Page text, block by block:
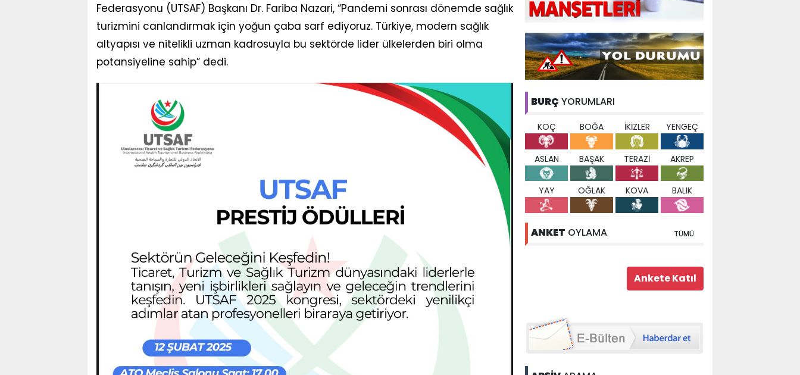
Federasyonu (UTSAF) Başkanı Dr. Fariba Nazari, “Pandemi sonrası dönemde sağlık
turizmini canlandırmak için yoğun çaba sarf ediyoruz. Türkiye, modern sağlık
altyapısı ve nitelikli uzman kadrosuyla bu sektörde lider ülkelerden biri olma
potansiyeline sahip” dedi.
BURÇ YORUMLARI
KOÇ BOĞA İKİZLER YENGEÇ
ASLAN BAŞAK TERAZİ AKREP
YAY OĞLAK KOVA BALIK
ANKET OYLAMA TÜMÜ